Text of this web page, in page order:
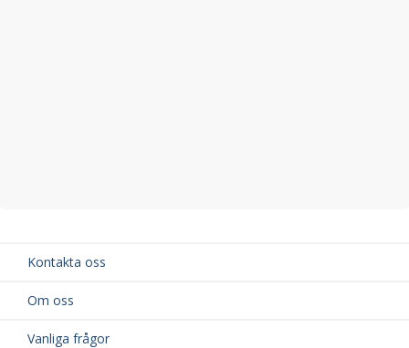
Kontakta oss
Om oss
Vanliga frågor